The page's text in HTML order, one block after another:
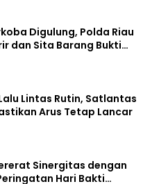
Digulung, Polda Riau
dan Sita Barang Bukti
Lintas Rutin, Satlantas
Arus Tetap Lancar
Sinergitas dengan
Hari Bakti